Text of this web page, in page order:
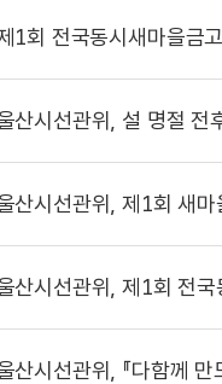
1회 전국동시새마을금
산시선관위, 설 명절 전
산시선관위, 제1회 새마
산시선관위, 제1회 전
산시선관위, 『다함께 만